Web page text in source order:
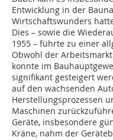
Entwicklung in der
Wirtschaftswunders
Dies – sowie die
1955 – führte zu einer
Obwohl der
konnte im
signifikant gesteigert
auf den wachsenden
Herstellungsprozessen
Maschinen
Geräte, insbesondere
Kräne, nahm der